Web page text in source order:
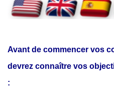
Avant de commencer vos
devrez connaître vos
: